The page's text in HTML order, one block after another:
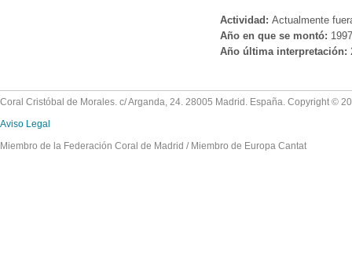
Actividad: Actualmente
Año en que se montó: 1997
Año última interpretación:
Coral Cristóbal de Morales. c/ Arganda, 24. 28005 Madrid. España. Copyright ©
Aviso Legal
Miembro de la Federación Coral de Madrid / Miembro de Europa Cantat